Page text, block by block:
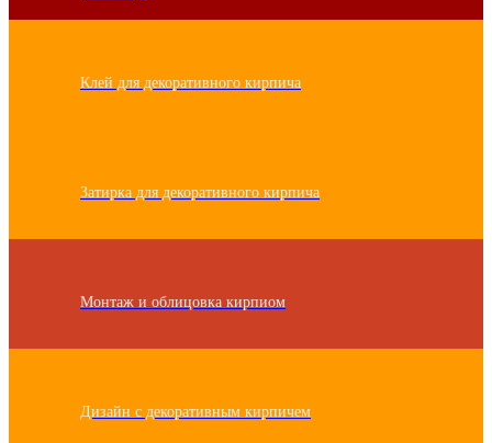
Клей для декоративного кирпича
Затирка для декоративного кирпича
Монтаж и облицовка кирпиом
Дизайн с декоративным кирпичем